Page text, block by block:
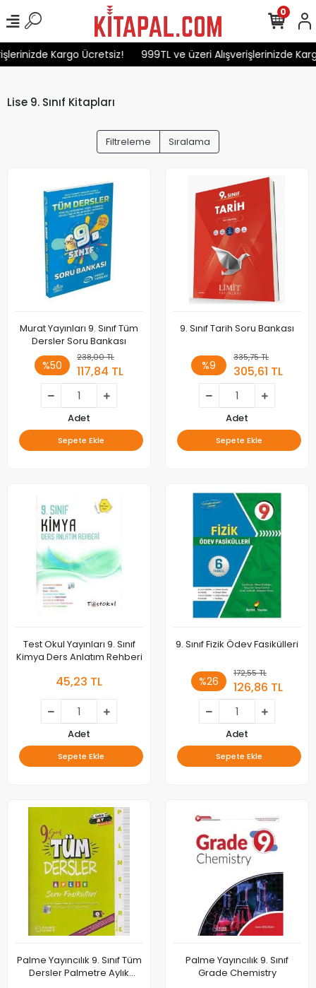
Kargo Ücretsiz! 999TL ve üzeri Alışverişlerinizde
0
Lise 9. Sınıf Kitapları
Filtreleme Sıralama
Murat Yayınları 9. Sınıf Tüm
Dersler Soru Bankası
%50
238,00 TL
117,84 TL
Adet
Sepete Ekle
9. Sınıf Tarih Soru Bankası
%9
335,75 TL
305,61 TL
Adet
Sepete Ekle
Test Okul Yayınları 9. Sınıf
Kimya Ders Anlatım Rehberi
45,23 TL
Adet
Sepete Ekle
9. Sınıf Fizik Ödev Fasikülleri
%26
172,55 TL
126,86 TL
Adet
Sepete Ekle
Palme Yayıncılık 9. Sınıf Tüm
Dersler Palmetre Aylık
Palme Yayıncılık 9. Sınıf
Grade Chemistry